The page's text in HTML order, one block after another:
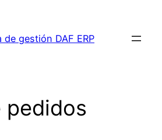
gestión DAF ERP
pedidos